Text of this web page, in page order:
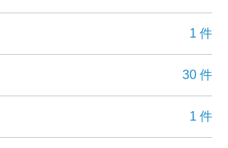
1 件
30 件
1 件